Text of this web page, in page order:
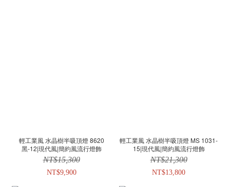
輕工業風 水晶樹半吸頂燈 8620
黑-12|現代風|簡約風流行燈飾
NT$15,300
NT$9,900
輕工業風 水晶樹半吸頂燈 MS 1031-
15|現代風|簡約風流行燈飾
NT$21,300
NT$13,800